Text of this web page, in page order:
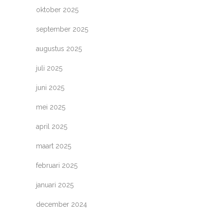
oktober 2025
september 2025
augustus 2025
juli 2025
juni 2025
mei 2025
april 2025
maart 2025
februari 2025
januari 2025
december 2024